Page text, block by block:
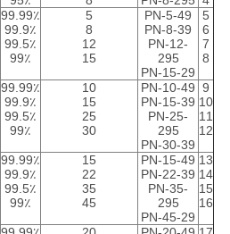
5
6
7
8
PN-5-49
PN-8-39
PN-12-
295
PN-15-29
5
8
12
15
99.99٪
99.9٪
99.5٪
99٪
9
10
11
12
PN-10-49
PN-15-39
PN-25-
295
PN-30-39
10
15
25
30
99.99٪
99.9٪
99.5٪
99٪
13
14
15
16
PN-15-49
PN-22-39
PN-35-
295
PN-45-29
15
22
35
45
99.99٪
99.9٪
99.5٪
99٪